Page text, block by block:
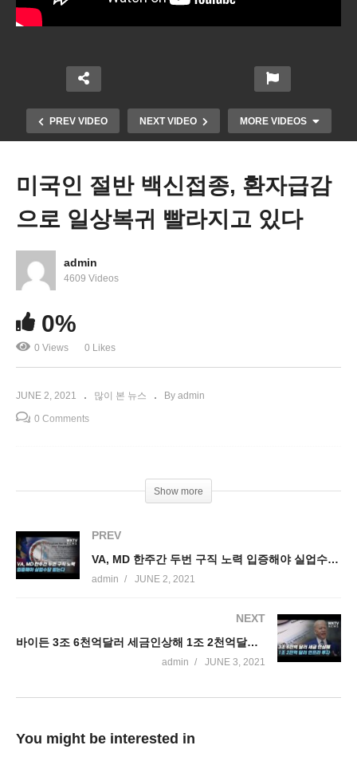
PREV VIDEO NEXT VIDEO MORE VIDEOS
원 밀린다
미국인 절반 백신접종, 환자급감
으로 일상복귀 빨라지고 있다
admin
4609 Videos
0%
0 Views 0 Likes
JUNE 2, 2021 많이 본 뉴스 By admin
0 Comments
Show more
PREV
VA, MD 한주간 두번 구직 노력 입증해야 실업수당 받는다
admin JUNE 2, 2021
NEXT
바이든 3조 6천억달러 세금인상해 1조 2천억달러 인프라 투자
admin JUNE 3, 2021
You might be interested in